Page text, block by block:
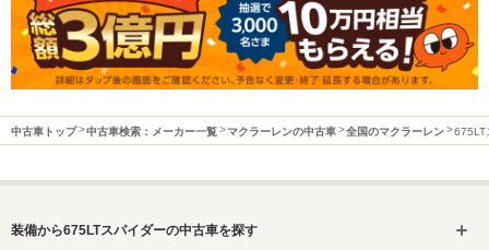
中古車トップ 中古車検索：メーカー一覧 マクラーレンの中古車 全国のマクラーレン 675LT
装備から675LTスパイダーの中古車を探す